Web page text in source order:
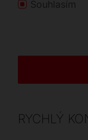
Souhlasím
RYCHLÝ